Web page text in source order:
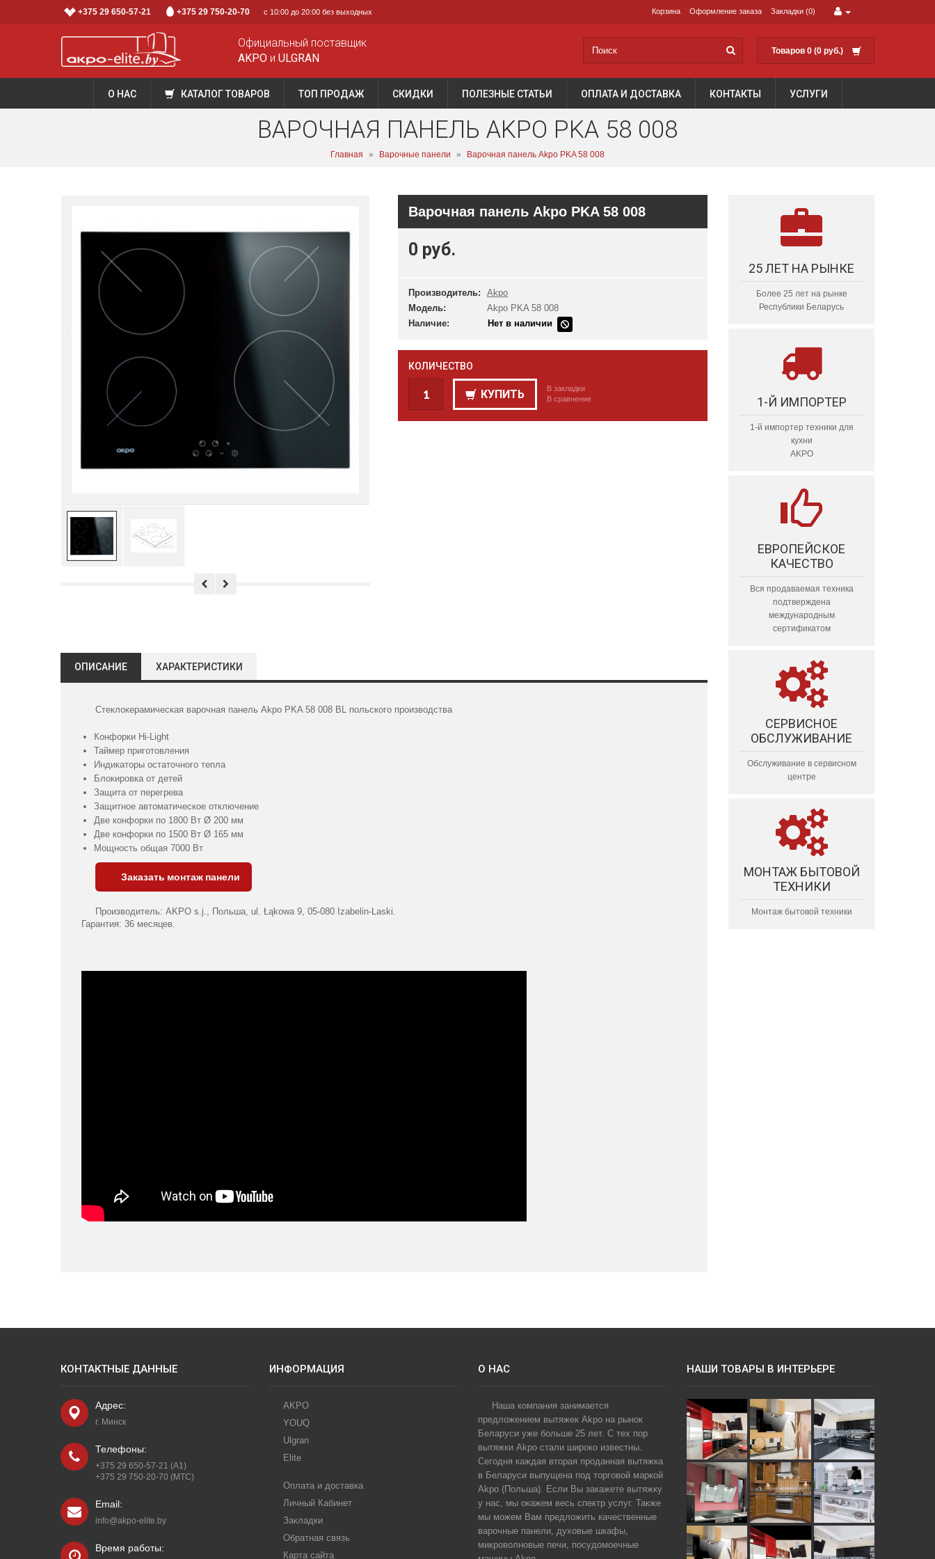
+375 29 650-57-21 +375 29 750-20-70 с 10:00 до 20:00 без выходных Корзина Оформление заказа Закладки (0)
Официальный поставщик
AKPO и ULGRAN
Товаров 0 (0 руб.)
О НАС КАТАЛОГ ТОВАРОВ ТОП ПРОДАЖ СКИДКИ ПОЛЕЗНЫЕ СТАТЬИ ОПЛАТА И ДОСТАВКА КОНТАКТЫ УСЛУГИ
ВАРОЧНАЯ ПАНЕЛЬ AKPO PKA 58 008
Главная » Варочные панели » Варочная панель Akpo PKA 58 008
Варочная панель Akpo PKA 58 008
0 руб.
Производитель:
Akpo
Модель:
Akpo PKA 58 008
Наличие:
Нет в наличии
КОЛИЧЕСТВО
КУПИТЬ
В закладки
В сравнение
ОПИСАНИЕ ХАРАКТЕРИСТИКИ
Стеклокерамическая варочная панель Akpo PKA 58 008 BL польского производства
Конфорки Hi-Light
Таймер приготовления
Индикаторы остаточного тепла
Блокировка от детей
Защита от перегрева
Защитное автоматическое отключение
Две конфорки по 1800 Вт Ø 200 мм
Две конфорки по 1500 Вт Ø 165 мм
Мощность общая 7000 Вт
Заказать монтаж панели
Производитель: AKPO s.j., Польша, ul. Łąkowa 9, 05-080 Izabelin-Laski.
Гарантия: 36 месяцев.
25 ЛЕТ НА РЫНКЕ
Более 25 лет на рынке
Республики Беларусь
1-Й ИМПОРТЕР
1-й импортер техники для
кухни
AKPO
ЕВРОПЕЙСКОЕ
КАЧЕСТВО
Вся продаваемая техника
подтверждена
международным
сертификатом
СЕРВИСНОЕ
ОБСЛУЖИВАНИЕ
Обслуживание в сервисном
центре
МОНТАЖ БЫТОВОЙ
ТЕХНИКИ
Монтаж бытовой техники
КОНТАКТНЫЕ ДАННЫЕ
Адрес:
г. Минск
Телефоны:
+375 29 650-57-21 (A1)
+375 29 750-20-70 (МТС)
Email:
info@akpo-elite.by
Время работы:
ИНФОРМАЦИЯ
AKPO
YOUQ
Ulgran
Elite
Оплата и доставка
Личный Кабинет
Закладки
Обратная связь
Карта сайта
О НАС
Наша компания занимается
предложением вытяжек Akpo на рынок
Беларуси уже больше 25 лет. С тех пор
вытяжки Akpo стали широко известны.
Сегодня каждая вторая проданная вытяжка
в Беларуси выпущена под торговой маркой
Akpo (Польша). Если Вы закажете вытяжку
у нас, мы окажем весь спектр услуг. Также
мы можем Вам предложить качественные
варочные панели, духовые шкафы,
микроволновые печи, посудомоечные
НАШИ ТОВАРЫ В ИНТЕРЬЕРЕ